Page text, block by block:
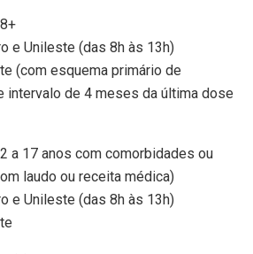
e Unileste (das 8h às 13h)
(com esquema primário de
intervalo de 4 meses da última dose
a 17 anos com comorbidades ou
laudo ou receita médica)
e Unileste (das 8h às 13h)